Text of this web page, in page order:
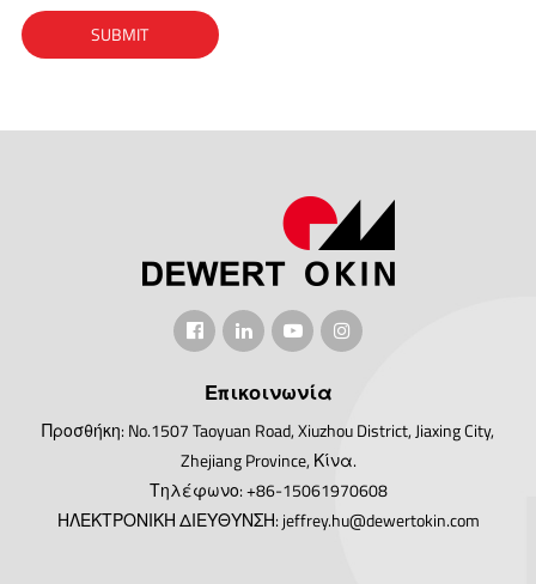
Επικοινωνία
Προσθήκη: No.1507 Taoyuan Road, Xiuzhou District, Jiaxing City,
Zhejiang Province, Κίνα.
Τηλέφωνο: +86-15061970608
ΗΛΕΚΤΡΟΝΙΚΗ ΔΙΕΥΘΥΝΣΗ: jeffrey.hu@dewertokin.com